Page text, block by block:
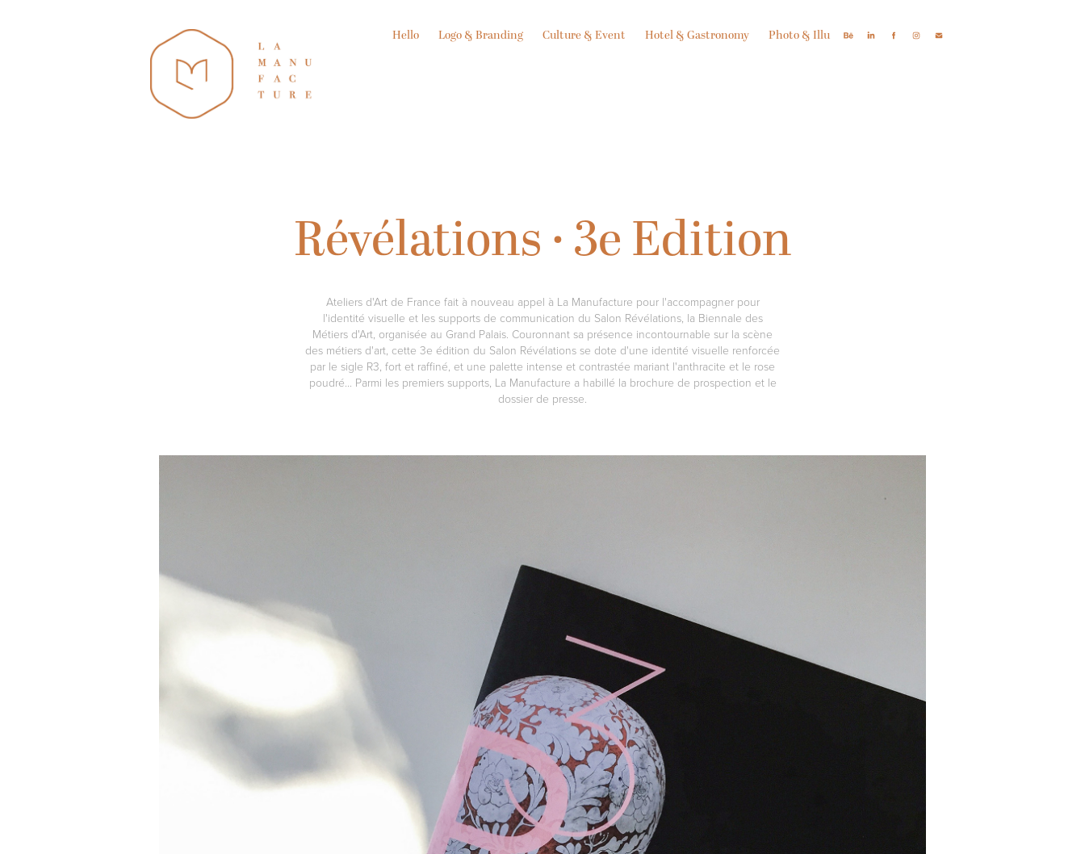
Hello Logo & Branding Culture & Event Hotel & Gastronomy Photo & Illu
Révélations · 3e Edition
Ateliers d'Art de France fait à nouveau appel à La Manufacture pour l'accompagner pour
l'identité visuelle et les supports de communication du Salon Révélations, la Biennale des
Métiers d'Art, organisée au Grand Palais. Couronnant sa présence incontournable sur la scène
des métiers d'art, cette 3e édition du Salon Révélations se dote d'une identité visuelle renforcée
par le sigle R3, fort et raffiné, et une palette intense et contrastée mariant l'anthracite et le rose
poudré... Parmi les premiers supports, La Manufacture a habillé la brochure de prospection et le
dossier de presse.